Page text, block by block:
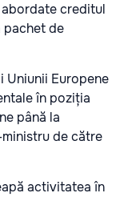
creditul
pachet de
Uniunii Europene
în poziția
până la
de către
activitatea în